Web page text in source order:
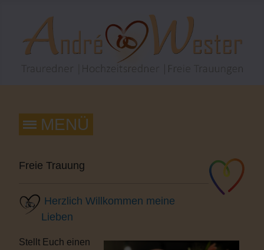
Freie Trauung
Herzlich Willkommen meine
Lieben
Stellt Euch einen